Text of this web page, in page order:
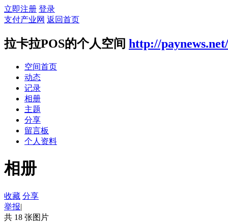
立即注册 登录
支付产业网 返回首页
拉卡拉POS的个人空间 http://
空间首页
动态
记录
相册
主题
分享
留言板
个人资料
相册
收藏 分享
举报|
共 18 张图片